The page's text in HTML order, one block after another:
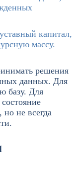
капитал,
массу.
решения
данных. Для
базу. Для
но не всегда